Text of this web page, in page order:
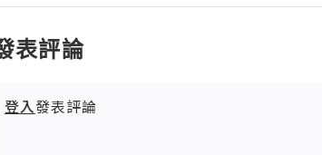
表評論
登入發表評論